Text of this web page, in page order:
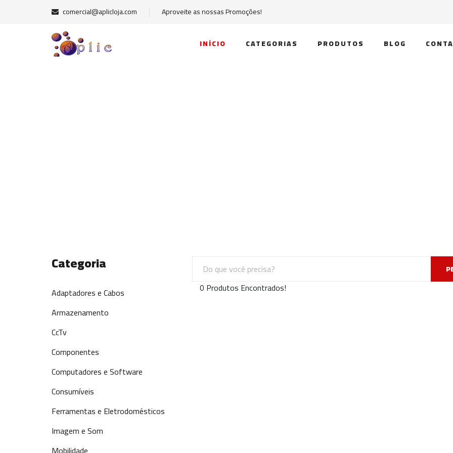
comercial@aplicloja.com Aproveite as nossas Promoções!
INÍCIO CATEGORIAS PRODUTOS BLOG
Categoria
Adaptadores e Cabos
Armazenamento
CcTv
Componentes
Computadores e Software
Consumíveis
Ferramentas e Eletrodomésticos
Imagem e Som
0 Produtos Encontrados!